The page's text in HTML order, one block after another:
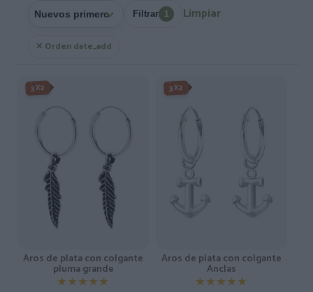
Filtrar 1 Limpiar
✕ Orden date_add
3X2
Aros de plata con colgante
pluma grande
★★★★★
★★★★★
3X2
Aros de plata con colgante
Anclas
★★★★★
★★★★★